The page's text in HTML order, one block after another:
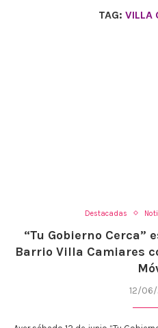
TAG: VILLA
Destacadas
“Tu Gobierno Cerca”
Barrio Villa Camiares
12/06/